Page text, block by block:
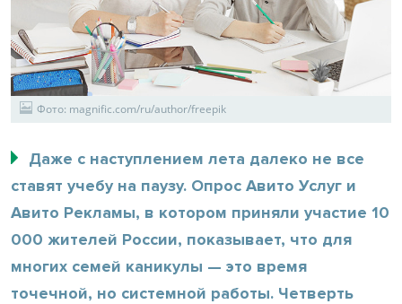
Фото: magnific.com/ru/author/freepik
Даже с наступлением лета далеко не все
ставят учебу на паузу. Опрос Авито Услуг и
Авито Рекламы, в котором приняли участие 10
000 жителей России, показывает, что для
многих семей каникулы — это время
точечной, но системной работы. Четверть